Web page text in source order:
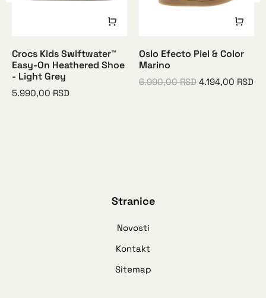
Crocs Kids Swiftwater™
Easy-On Heathered Shoe
- Light Grey
5.990,00 RSD
Oslo Efecto Piel & Color
Marino
6.990,00RSD 4.194,00 RSD
Stranice
Novosti
Kontakt
Sitemap